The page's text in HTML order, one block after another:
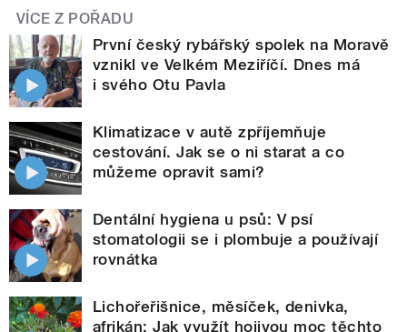
VÍCE Z POŘADU
První český rybářský spolek na Moravě
vznikl ve Velkém Meziříčí. Dnes má
i svého Otu Pavla
Klimatizace v autě zpříjemňuje
cestování. Jak se o ni starat a co
můžeme opravit sami?
Dentální hygiena u psů: V psí
stomatologii se i plombuje a používají
rovnátka
Lichořeřišnice, měsíček, denivka,
afrikán: Jak využít hojivou moc těchto